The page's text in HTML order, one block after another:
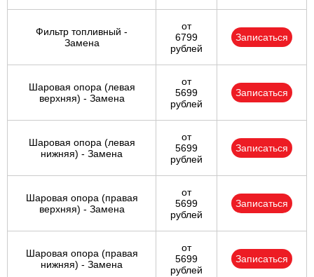
Фильтр топливный -
Замена
от
6799
рублей
Записаться
Шаровая опора (левая
верхняя) - Замена
от
5699
рублей
Записаться
Шаровая опора (левая
нижняя) - Замена
от
5699
рублей
Записаться
Шаровая опора (правая
верхняя) - Замена
от
5699
рублей
Записаться
Шаровая опора (правая
нижняя) - Замена
от
5699
рублей
Записаться